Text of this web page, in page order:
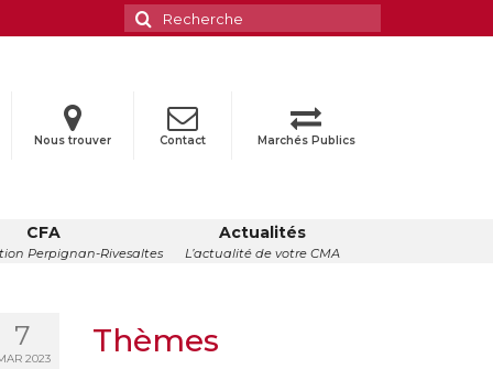
Rechercher
:
Nous trouver Contact Marchés Publics
CFA
Perpignan-Rivesaltes
Actualités
L’actualité de votre CMA
7
2023 Thèmes